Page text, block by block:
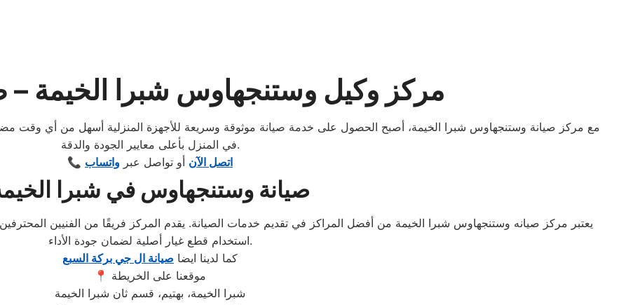
مركز وكيل وستنجهاوس شبرا الخيمة –
في المنزل بأعلى معايير الجودة والدقة.
📞
اتصل الآن أو تواصل عبر واتساب
صيانة وستنجهاوس في شبرا
يعتبر مركز صيانه وستنجهاوس شبرا الخيمة من أفضل المراكز في تقديم خدمات الصيانة. يقدم المركز فريقًا من الفنيين
استخدام قطع غيار أصلية لضمان جودة الأداء.
كما لدينا ايضا صيانة ال جي بركة السبع
📍 موقعنا على الخريطة
شبرا الخيمة، بهتيم، قسم ثان شبرا الخيمة